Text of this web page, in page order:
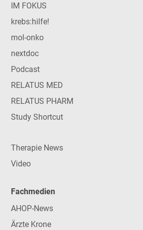
IM FOKUS
krebs:hilfe!
mol-onko
nextdoc
Podcast
RELATUS MED
RELATUS PHARM
Study Shortcut
Therapie News
Video
Fachmedien
AHOP-News
Ärzte Krone